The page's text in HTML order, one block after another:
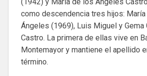
como descendencia tres hijos:
Ángeles (1969), Luis Miguel y Gema
Castro. La primera de ellas vive en
Montemayor y mantiene el apellido
término.